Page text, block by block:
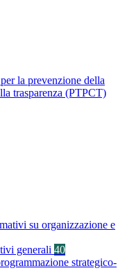
la prevenzione della
trasparenza (PTPCT)
su organizzazione e
generali 40
strategico-